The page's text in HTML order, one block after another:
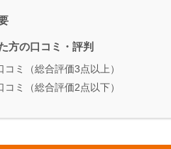
方の口コミ・評判
ミ（総合評価3点以上）
ミ（総合評価2点以下）